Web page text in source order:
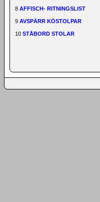
8 AFFISCH- RITNINGSLIST
9 AVSPÄRR KÖSTOLPAR
10 STÅBORD STOLAR